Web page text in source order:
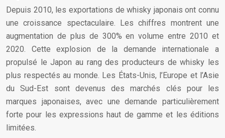
Depuis 2010, les exportations de whisky japonais ont connu
une croissance spectaculaire. Les chiffres montrent une
augmentation de plus de 300% en volume entre 2010 et
2020. Cette explosion de la demande internationale a
propulsé le Japon au rang des producteurs de whisky les
plus respectés au monde. Les États-Unis, l’Europe et l’Asie
du Sud-Est sont devenus des marchés clés pour les
marques japonaises, avec une demande particulièrement
forte pour les expressions haut de gamme et les éditions
limitées.